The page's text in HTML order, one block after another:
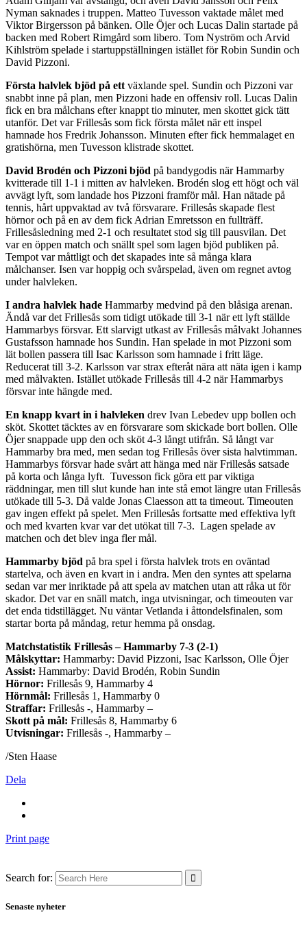
Nyman saknades i truppen. Matteo Tuvesson vaktade målet med
Viktor Birgersson på bänken. Olle Öjer och Lucas Dalin startade på
backen med Robert Rimgård som libero. Tom Nyström och Arvid
Kihlström spelade i startuppställningen istället för Robin Sundin och
David Pizzoni.
Första halvlek bjöd på ett växlande spel. Sundin och Pizzoni var
snabbt inne på plan, men Pizzoni hade en offensiv roll. Lucas Dalin
fick en bra målchans efter knappt tio minuter, men skottet gick tätt
utanför. Det var Frillesås som fick första målet när ett inspel
hamnade hos Fredrik Johansson. Minuten efter fick hemmalaget en
gratishörna, men Tuvesson klistrade skottet.
David Brodén och Pizzoni bjöd på bandygodis när Hammarby
kvitterade till 1-1 i mitten av halvleken. Brodén slog ett högt och väl
avvägt lyft, som landade hos Pizzoni framför mål. Han nätade på
tennis, hårt uppvaktad av två försvarare. Frillesås skapade flest
hörnor och på en av dem fick Adrian Emretsson en fullträff.
Frillesåsledning med 2-1 och resultatet stod sig till pausvilan. Det
var en öppen match och snällt spel som lagen bjöd publiken på.
Tempot var måttligt och det skapades inte så många klara
målchanser. Isen var hoppig och svårspelad, även om regnet avtog
under halvleken.
I andra halvlek hade Hammarby medvind på den blåsiga arenan.
Ändå var det Frillesås som tidigt utökade till 3-1 när ett lyft ställde
Hammarbys försvar. Ett slarvigt utkast av Frillesås målvakt Johannes
Gustafsson hamnade hos Sundin. Han spelade in mot Pizzoni som
lät bollen passera till Isac Karlsson som hamnade i fritt läge.
Reducerat till 3-2. Karlsson var strax efteråt nära att näta igen i kamp
med målvakten. Istället utökade Frillesås till 4-2 när Hammarbys
försvar inte hängde med.
En knapp kvart in i halvleken drev Ivan Lebedev upp bollen och
sköt. Skottet täcktes av en försvarare som skickade bort bollen. Olle
Öjer snappade upp den och sköt 4-3 långt utifrån. Så långt var
Hammarby bra med, men sedan tog Frillesås över sista halvtimman.
Hammarbys försvar hade svårt att hänga med när Frillesås satsade
på korta och långa lyft. Tuvesson fick göra ett par viktiga
räddningar, men till slut kunde han inte stå emot längre utan Frillesås
utökade till 5-3. Då valde Jonas Claesson att ta timeout. Timeouten
gav ingen effekt på spelet. Men Frillesås fortsatte med effektiva lyft
och med kvarten kvar var det utökat till 7-3. Lagen spelade av
matchen och det blev inga fler mål.
Hammarby bjöd på bra spel i första halvlek trots en oväntad
startelva, och även en kvart in i andra. Men den syntes att spelarna
sedan var mer inriktade på att spela av matchen utan att råka ut för
skador. Det var en snäll match, inga utvisningar, och timeouten var
det enda tidstillägget. Nu väntar Vetlanda i åttondelsfinalen, som
startar borta på måndag, retur hemma på onsdag.
Matchstatistik Frillesås – Hammarby 7-3 (2-1)
Målskyttar: Hammarby: David Pizzoni, Isac Karlsson, Olle Öjer
Assist: Hammarby: David Brodén, Robin Sundin
Hörnor: Frillesås 9, Hammarby 4
Hörnmål: Frillesås 1, Hammarby 0
Straffar: Frillesås -, Hammarby –
Skott på mål: Frillesås 8, Hammarby 6
Utvisningar: Frillesås -, Hammarby –
/Sten Haase
Dela
Print page
Search for:
Senaste nyheter